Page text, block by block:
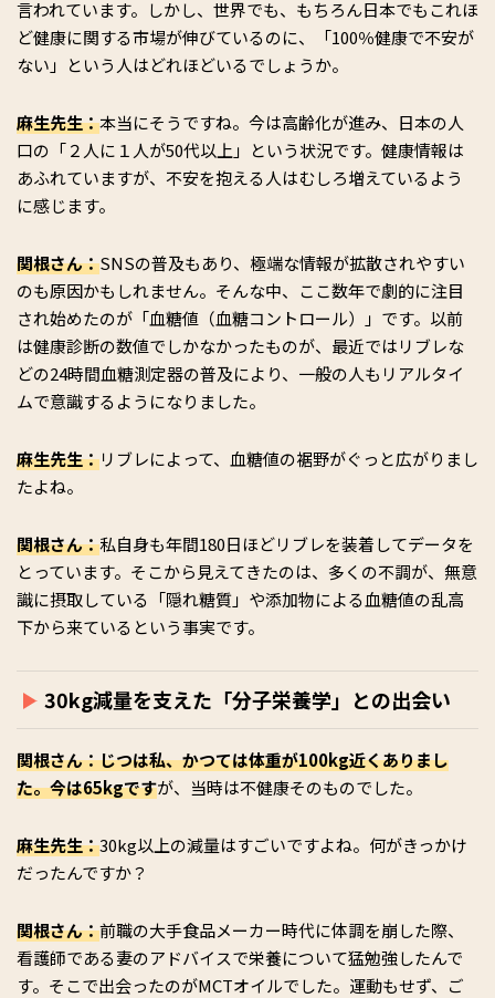
言われています。しかし、世界でも、もちろん日本でもこれほ
ど健康に関する市場が伸びているのに、「100％健康で不安が
ない」という人はどれほどいるでしょうか。
麻生先生：本当にそうですね。今は高齢化が進み、日本の人
口の「２人に１人が50代以上」という状況です。健康情報は
あふれていますが、不安を抱える人はむしろ増えているよう
に感じます。
関根さん：SNSの普及もあり、極端な情報が拡散されやすい
のも原因かもしれません。そんな中、ここ数年で劇的に注目
され始めたのが「血糖値（血糖コントロール）」です。以前
は健康診断の数値でしかなかったものが、最近ではリブレな
どの24時間血糖測定器の普及により、一般の人もリアルタイ
ムで意識するようになりました。
麻生先生：リブレによって、血糖値の裾野がぐっと広がりまし
たよね。
関根さん：私自身も年間180日ほどリブレを装着してデータを
とっています。そこから見えてきたのは、多くの不調が、無意
識に摂取している「隠れ糖質」や添加物による血糖値の乱高
下から来ているという事実です。
30kg減量を支えた「分子栄養学」との出会い
関根さん：じつは私、かつては体重が100kg近くありまし
た。今は65kgですが、当時は不健康そのものでした。
麻生先生：30kg以上の減量はすごいですよね。何がきっかけ
だったんですか？
関根さん：前職の大手食品メーカー時代に体調を崩した際、
看護師である妻のアドバイスで栄養について猛勉強したんで
す。そこで出会ったのがMCTオイルでした。運動もせず、ご